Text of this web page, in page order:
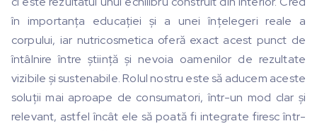
în importanța educației și a unei înțelegeri reale a
corpului, iar nutricosmetica oferă exact acest punct de
întâlnire între știință și nevoia oamenilor de rezultate
vizibile și sustenabile. Rolul nostru este să aducem aceste
soluții mai aproape de consumatori, într-un mod clar și
relevant, astfel încât ele să poată fi integrate firesc într-